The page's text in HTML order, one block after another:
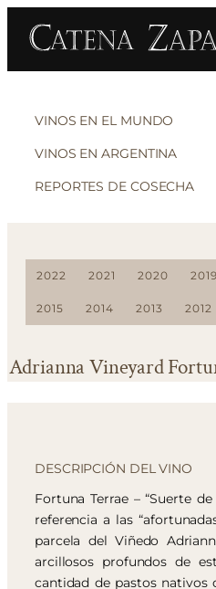
VINOS EN EL MUNDO
VINOS EN ARGENTINA
REPORTES DE COSECHA
2022 2021 2020 2019
2015 2014 2013 2012
Adrianna Vineyard
DESCRIPCIÓN DEL VINO
Fortuna Terrae – “Suerte
referencia a las
parcela del Viñedo
arcillosos profundos de
cantidad de pastos nativos